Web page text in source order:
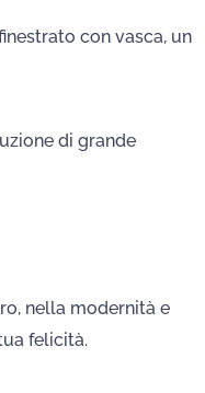
con vasca, un
di grande
nella modernità e
felicità.